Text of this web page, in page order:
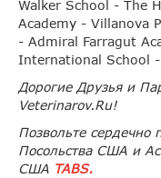
Walker School - The
Academy - Villanova
- Admiral Farragut
International School
Дорогие Друзья и
Veterinarov.Ru!
Позвольте сердечно
Посольства США и
США TABS.